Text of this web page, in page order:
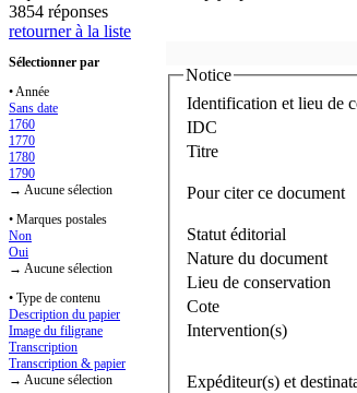
3854 réponses
retourner à la liste
Sélectionner par
• Année
Sans date
1760
1770
1780
1790
→ Aucune sélection
• Marques postales
Non
Oui
→ Aucune sélection
• Type de contenu
Description du papier
Image du filigrane
Transcription
Transcription & papier
→ Aucune sélection
Notice
Identification et lieu de
IDC
Titre
Pour citer ce document
Statut éditorial
Nature du document
Lieu de conservation
Cote
Intervention(s)
Expéditeur(s) et